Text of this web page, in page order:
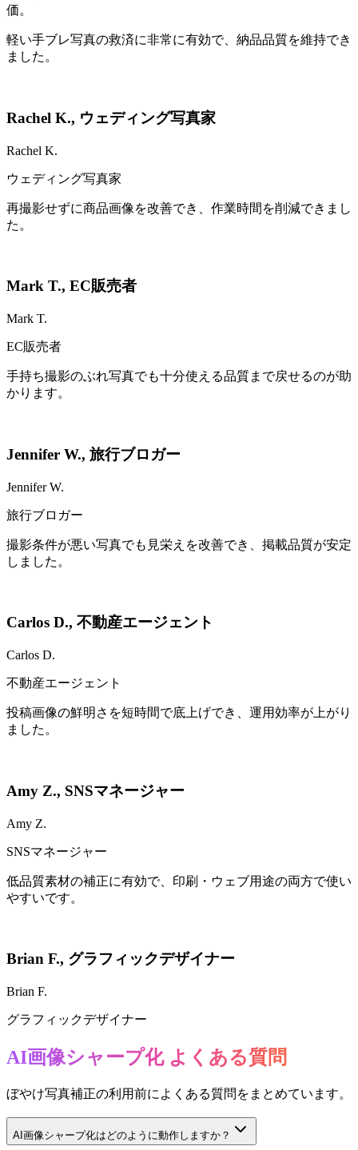
価。
軽い手ブレ写真の救済に非常に有効で、納品品質を維持でき
ました。
Rachel K., ウェディング写真家
Rachel K.
ウェディング写真家
再撮影せずに商品画像を改善でき、作業時間を削減できまし
た。
Mark T., EC販売者
Mark T.
EC販売者
手持ち撮影のぶれ写真でも十分使える品質まで戻せるのが助
かります。
Jennifer W., 旅行ブロガー
Jennifer W.
旅行ブロガー
撮影条件が悪い写真でも見栄えを改善でき、掲載品質が安定
しました。
Carlos D., 不動産エージェント
Carlos D.
不動産エージェント
投稿画像の鮮明さを短時間で底上げでき、運用効率が上がり
ました。
Amy Z., SNSマネージャー
Amy Z.
SNSマネージャー
低品質素材の補正に有効で、印刷・ウェブ用途の両方で使い
やすいです。
Brian F., グラフィックデザイナー
Brian F.
グラフィックデザイナー
AI画像シャープ化 よくある質問
ぼやけ写真補正の利用前によくある質問をまとめています。
AI画像シャープ化はどのように動作しますか？